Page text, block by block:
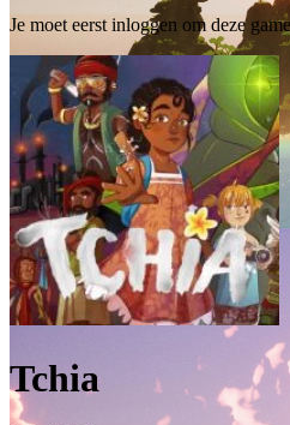
Je moet eerst inloggen om deze
Tchia